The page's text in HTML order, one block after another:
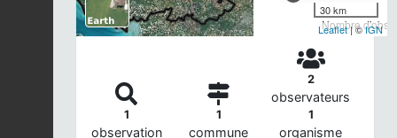
Nombre
30 km
Leaflet| ©IGN
1
observation
1
commune
2
observateurs
1
organisme